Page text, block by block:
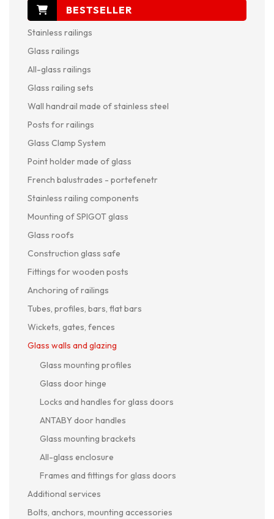
Stainless railings
Glass railings
All-glass railings
Glass railing sets
Wall handrail made of stainless steel
Posts for railings
Glass Clamp System
Point holder made of glass
French balustrades - portefenetr
Stainless railing components
Mounting of SPIGOT glass
Glass roofs
Construction glass safe
Fittings for wooden posts
Anchoring of railings
Tubes, profiles, bars, flat bars
Wickets, gates, fences
Glass walls and glazing
Glass mounting profiles
Glass door hinge
Locks and handles for glass doors
ANTABY door handles
Glass mounting brackets
All-glass enclosure
Frames and fittings for glass doors
Additional services
Bolts, anchors, mounting accessories